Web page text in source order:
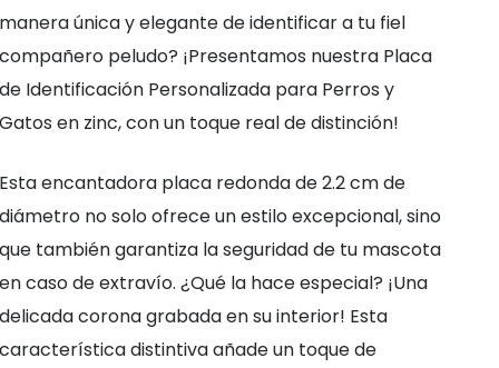
única y elegante de identificar a tu fiel
peludo? ¡Presentamos nuestra Placa
Identificación Personalizada para Perros y
en zinc, con un toque real de distinción!
encantadora placa redonda de 2.2 cm de
no solo ofrece un estilo excepcional, sino
también garantiza la seguridad de tu mascota
caso de extravío. ¿Qué la hace especial? ¡Una
corona grabada en su interior! Esta
distintiva añade un toque de